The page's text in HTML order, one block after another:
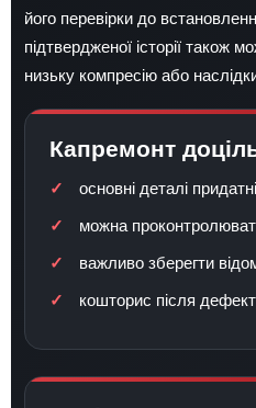
його перевірки до
підтвердженої історії також
низьку компресію або
Капремонт
основні деталі
можна
важливо зберегти
кошторис після